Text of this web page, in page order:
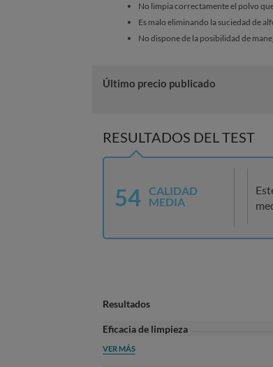
No limpia correctamente el polvo
Es malo eliminando la suciedad de
No dispone de la posibilidad de
Último precio publicado
RESULTADOS DEL TEST
54 CALIDAD
MEDIA
Resultados
Eficacia de limpieza
VER MÁS